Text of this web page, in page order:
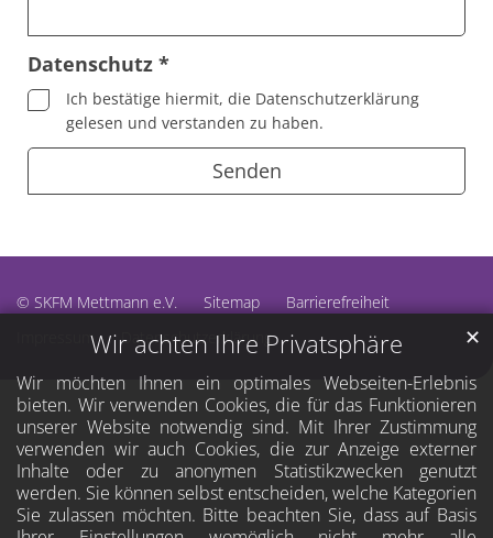
Wir achten Ihre Privatsphäre
Wir möchten Ihnen ein optimales Webseiten-Erlebnis
bieten. Wir verwenden Cookies, die für das Funktionieren
unserer Website notwendig sind. Mit Ihrer Zustimmung
verwenden wir auch Cookies, die zur Anzeige externer
Inhalte oder zu anonymen Statistikzwecken genutzt
werden. Sie können selbst entscheiden, welche Kategorien
Sie zulassen möchten. Bitte beachten Sie, dass auf Basis
✕
Datenschutz *
Ich bestätige hiermit, die Datenschutzerklärung
gelesen und verstanden zu haben.
© SKFM Mettmann e.V. Sitemap
Barrierefreiheit
Impressum
Datenschutzerklärung